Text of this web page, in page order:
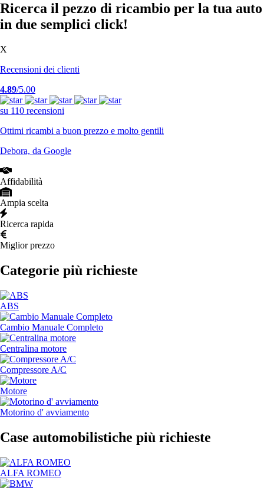
Ricerca il pezzo di ricambio per la tua auto
in due semplici click!
X
Recensioni dei clienti
4.89/5.00
su 110 recensioni
Ottimi ricambi a buon prezzo e molto gentili
Debora, da Google
Affidabilità
Ampia scelta
Ricerca rapida
Miglior prezzo
Categorie più richieste
ABS
Cambio Manuale Completo
Centralina motore
Compressore A/C
Motore
Motorino d' avviamento
Case automobilistiche più richieste
ALFA ROMEO